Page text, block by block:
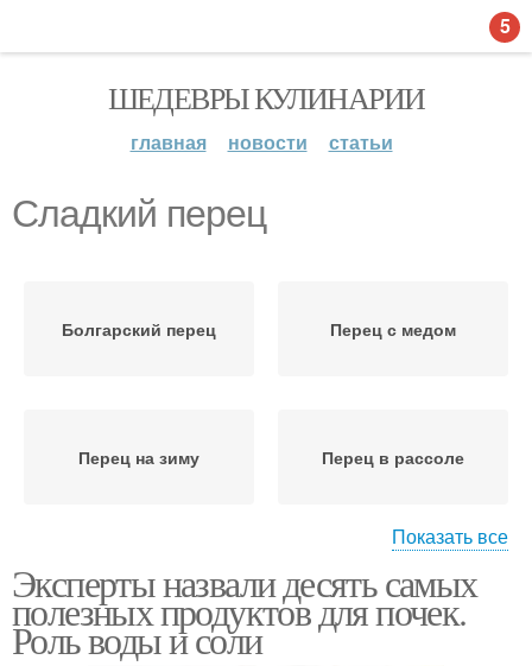
ШЕДЕВРЫ КУЛИНАРИИ
главная новости статьи
Сладкий перец
Болгарский перец Перец с медом
Перец на зиму Перец в рассоле
Острый перец Перец в масле
Показать все
Эксперты назвали десять самых
полезных продуктов для почек.
Роль воды и соли
5